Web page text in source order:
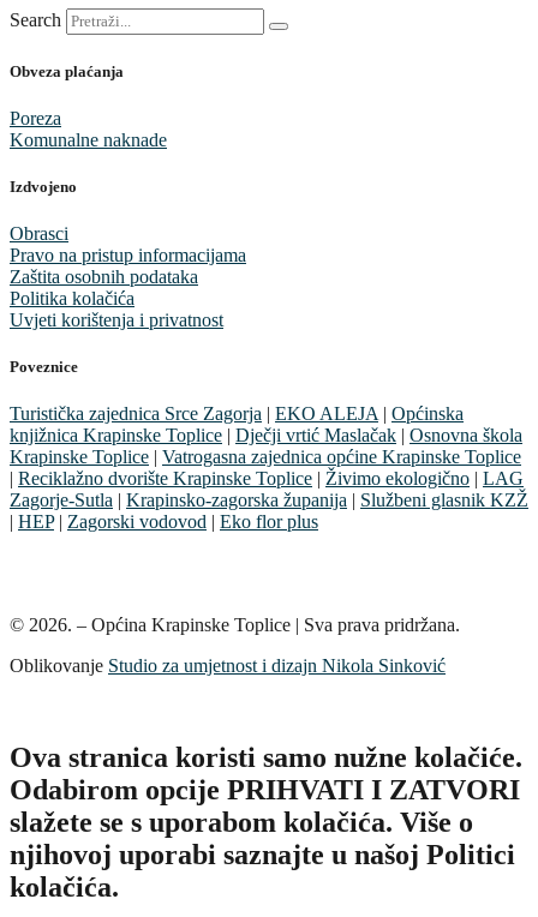
Search
Obveza plaćanja
Poreza
Komunalne naknade
Izdvojeno
Obrasci
Pravo na pristup informacijama
Zaštita osobnih podataka
Politika kolačića
Uvjeti korištenja i privatnost
Poveznice
Turistička zajednica Srce Zagorja | EKO ALEJA| Općinska
knjižnica Krapinske Toplice | Dječji vrtić Maslačak | Osnovna škola
Krapinske Toplice | Vatrogasna zajednica općine Krapinske Toplice
| Reciklažno dvorište Krapinske Toplice | Živimo ekologično | LAG
Zagorje-Sutla | Krapinsko-zagorska županija | Službeni glasnik KZŽ
| HEP| Zagorski vodovod | Eko flor plus
© 2026. – Općina Krapinske Toplice | Sva prava pridržana.
Oblikovanje Studio za umjetnost i dizajn Nikola Sinković
Ova stranica koristi samo nužne kolačiće.
Odabirom opcije PRIHVATI I ZATVORI
slažete se s uporabom kolačića. Više o
njihovoj uporabi saznajte u našoj Politici
kolačića.